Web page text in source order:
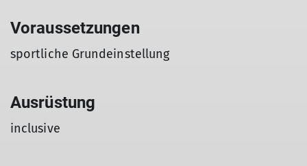
Voraussetzungen
sportliche Grundeinstellung
Ausrüstung
inclusive